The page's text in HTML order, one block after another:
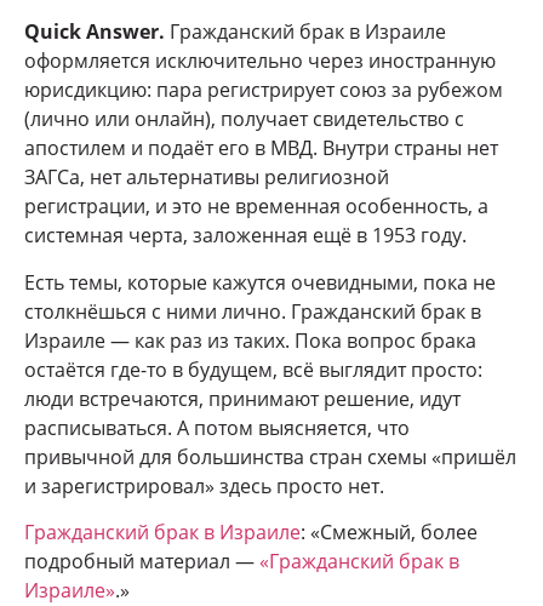
Quick Answer. Гражданский брак в Израиле
оформляется исключительно через иностранную
юрисдикцию: пара регистрирует союз за рубежом
(лично или онлайн), получает свидетельство с
апостилем и подаёт его в МВД. Внутри страны нет
ЗАГСа, нет альтернативы религиозной
регистрации, и это не временная особенность, а
системная черта, заложенная ещё в 1953 году.
Есть темы, которые кажутся очевидными, пока не
столкнёшься с ними лично. Гражданский брак в
Израиле — как раз из таких. Пока вопрос брака
остаётся где-то в будущем, всё выглядит просто:
люди встречаются, принимают решение, идут
расписываться. А потом выясняется, что
привычной для большинства стран схемы «пришёл
и зарегистрировал» здесь просто нет.
Гражданский брак в Израиле: «Смежный, более
подробный материал — «Гражданский брак в
Израиле».»